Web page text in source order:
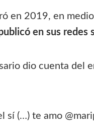
en 2019, en
en sus redes
dio cuenta del
(…) te amo